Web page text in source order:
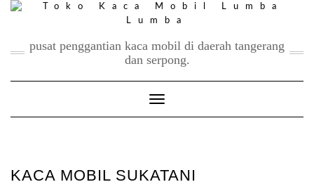
Skip
pusat penggantian kaca mobil di daerah tangerang
dan serpong.
Toggle Navigation
KACA MOBIL SUKATANI